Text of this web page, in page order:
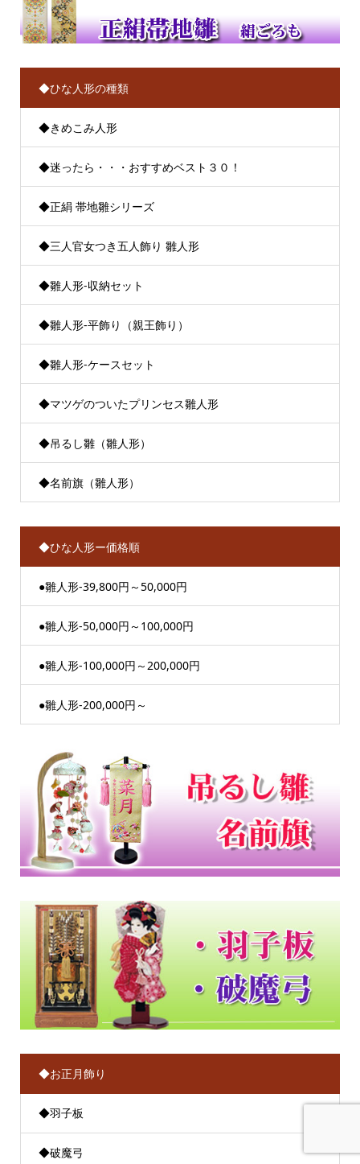
◆ひな人形の種類
◆きめこみ人形
◆迷ったら・・・おすすめベスト３０！
◆正絹 帯地雛シリーズ
◆三人官女つき五人飾り 雛人形
◆雛人形-収納セット
◆雛人形-平飾り（親王飾り）
◆雛人形-ケースセット
◆マツゲのついたプリンセス雛人形
◆吊るし雛（雛人形）
◆名前旗（雛人形）
◆ひな人形ー価格順
●雛人形-39,800円～50,000円
●雛人形-50,000円～100,000円
●雛人形-100,000円～200,000円
●雛人形-200,000円～
◆お正月飾り
◆羽子板
◆破魔弓